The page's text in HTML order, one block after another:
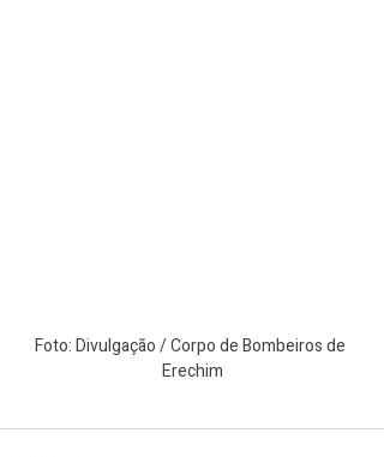
Foto: Divulgação / Corpo de Bombeiros de
Erechim